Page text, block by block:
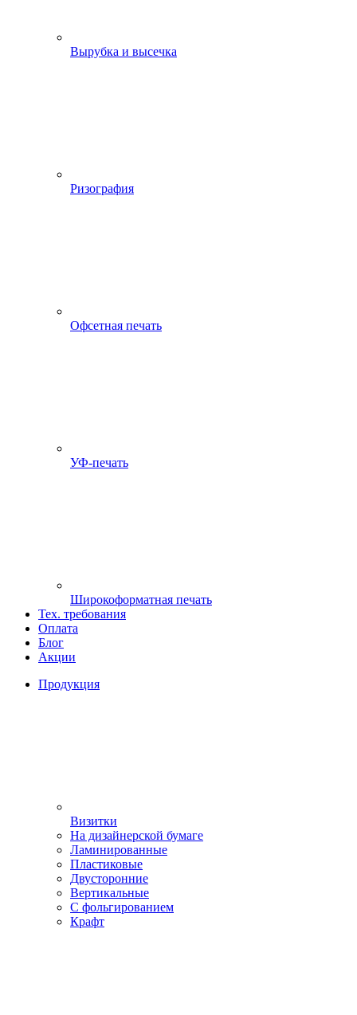
Вырубка и высечка
Ризография
Офсетная печать
УФ-печать
Широкоформатная печать
Тех. требования
Оплата
Блог
Акции
Продукция
Визитки
На дизайнерской бумаге
Ламинированные
Пластиковые
Двусторонние
Вертикальные
С фольгированием
Крафт